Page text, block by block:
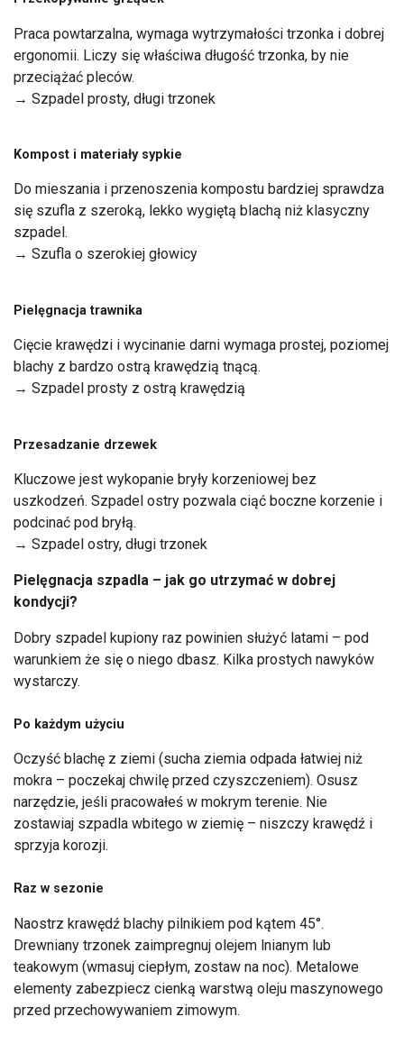
Praca powtarzalna, wymaga wytrzymałości trzonka i dobrej
ergonomii. Liczy się właściwa długość trzonka, by nie
przeciążać pleców.
→ Szpadel prosty, długi trzonek
Kompost i materiały sypkie
Do mieszania i przenoszenia kompostu bardziej sprawdza
się szufla z szeroką, lekko wygiętą blachą niż klasyczny
szpadel.
→ Szufla o szerokiej głowicy
Pielęgnacja trawnika
Cięcie krawędzi i wycinanie darni wymaga prostej, poziomej
blachy z bardzo ostrą krawędzią tnącą.
→ Szpadel prosty z ostrą krawędzią
Przesadzanie drzewek
Kluczowe jest wykopanie bryły korzeniowej bez
uszkodzeń. Szpadel ostry pozwala ciąć boczne korzenie i
podcinać pod bryłą.
→ Szpadel ostry, długi trzonek
Pielęgnacja szpadla – jak go utrzymać w dobrej
kondycji?
Dobry szpadel kupiony raz powinien służyć latami – pod
warunkiem że się o niego dbasz. Kilka prostych nawyków
wystarczy.
Po każdym użyciu
Oczyść blachę z ziemi (sucha ziemia odpada łatwiej niż
mokra – poczekaj chwilę przed czyszczeniem). Osusz
narzędzie, jeśli pracowałeś w mokrym terenie. Nie
zostawiaj szpadla wbitego w ziemię – niszczy krawędź i
sprzyja korozji.
Raz w sezonie
Naostrz krawędź blachy pilnikiem pod kątem 45°.
Drewniany trzonek zaimpregnuj olejem lnianym lub
teakowym (wmasuj ciepłym, zostaw na noc). Metalowe
elementy zabezpiecz cienką warstwą oleju maszynowego
przed przechowywaniem zimowym.